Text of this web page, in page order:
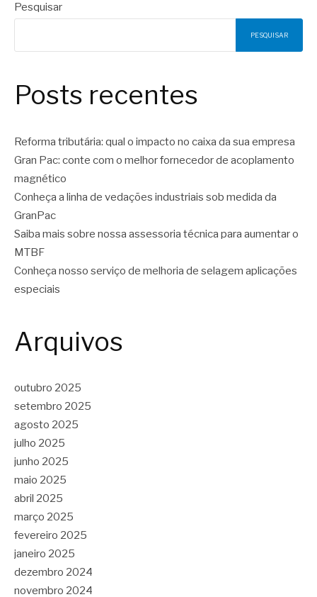
Pesquisar
PESQUISAR
Posts recentes
Reforma tributária: qual o impacto no caixa da sua empresa
Gran Pac: conte com o melhor fornecedor de acoplamento
magnético
Conheça a linha de vedações industriais sob medida da
GranPac
Saiba mais sobre nossa assessoria técnica para aumentar o
MTBF
Conheça nosso serviço de melhoria de selagem aplicações
especiais
Arquivos
outubro 2025
setembro 2025
agosto 2025
julho 2025
junho 2025
maio 2025
abril 2025
março 2025
fevereiro 2025
janeiro 2025
dezembro 2024
novembro 2024